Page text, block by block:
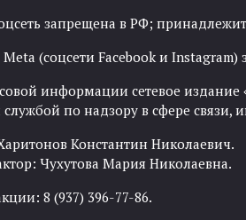
запрещена в РФ;
(соцсети Facebook и
информации сетевое издание
по надзору в сфере
Константин Николаевич.
Чухутова Мария Николаевна.
8 (937) 396-77-86.